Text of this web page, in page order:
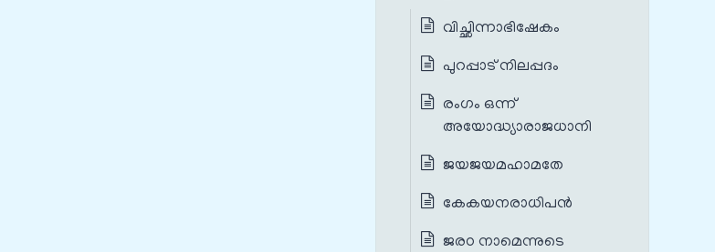
വിച്ഛിന്നാഭിഷേകം
പുറപ്പാട് നിലപ്പദം
രംഗം ഒന്ന്
അയോദ്ധ്യാരാജധാനി
ജയജയമഹാമതേ
കേകയനരാധിപന്‍
ജരഠ നാമെന്നുടെ